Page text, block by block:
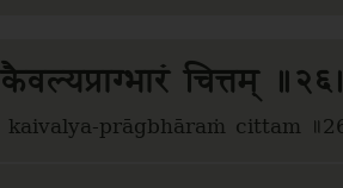
चित्तम्
prāgbhāraṁ cittam